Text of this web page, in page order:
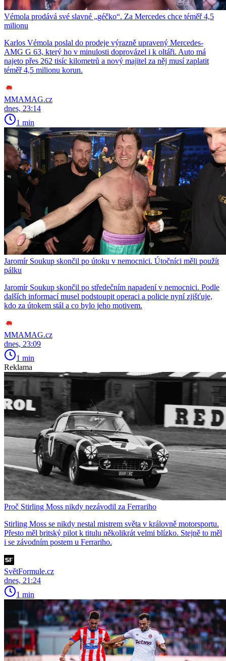
Vémola prodává své slavné „géčko“. Za Mercedes chce téměř 4,5
milionu
Karlos Vémola poslal do prodeje výrazně upravený Mercedes-
AMG G 63, který ho v minulosti doprovázel i k oltáři. Auto má
najeto přes 262 tisíc kilometrů a nový majitel za něj musí zaplatit
téměř 4,5 milionu korun.
MMAMAG.cz
dnes, 23:14
1 min
Jaromír Soukup skončil po útoku v nemocnici. Útočníci měli použít
pálku
Jaromír Soukup skončil po středečním napadení v nemocnici. Podle
dalších informací musel podstoupit operaci a policie nyní zjišťuje,
kdo za útokem stál a co bylo jeho motivem.
MMAMAG.cz
dnes, 23:09
1 min
Reklama
Proč Stirling Moss nikdy nezávodil za Ferrariho
Stirling Moss se nikdy nestal mistrem světa v královně motorsportu.
Přesto měl britský pilot k titulu několikrát velmi blízko. Stejně to měl
i se závodním postem u Ferrariho.
SvětFormule.cz
dnes, 21:24
1 min